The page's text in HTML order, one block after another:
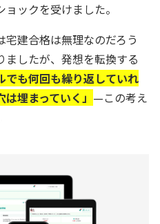
ックを受けました。
宅建合格は無理なのだろう
したが、発想を転換する
でも何回も繰り返していれ
埋まっていく」 —この考え